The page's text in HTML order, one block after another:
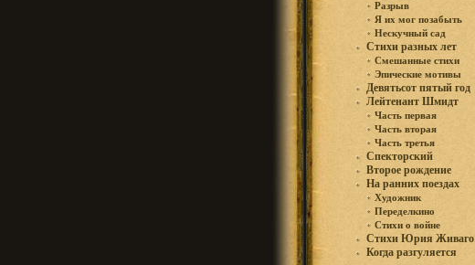
Разрыв
Я их мог позабыть
Нескучный сад
Стихи разных лет
Смешанные стихи
Эпические мотивы
Девятьсот пятый год
Лейтенант Шмидт
Часть первая
Часть вторая
Часть третья
Спекторский
Второе рождение
На ранних поездах
Художник
Переделкино
Стихи о войне
Стихи Юрия Живаго
Когда разгуляется